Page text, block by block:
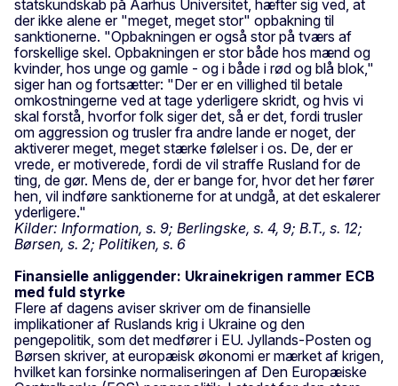
statskundskab på Aarhus Universitet, hæfter sig ved, at
der ikke alene er "meget, meget stor" opbakning til
sanktionerne. "Opbakningen er også stor på tværs af
forskellige skel. Opbakningen er stor både hos mænd og
kvinder, hos unge og gamle - og i både i rød og blå blok,"
siger han og fortsætter: "Der er en villighed til betale
omkostningerne ved at tage yderligere skridt, og hvis vi
skal forstå, hvorfor folk siger det, så er det, fordi trusler
om aggression og trusler fra andre lande er noget, der
aktiverer meget, meget stærke følelser i os. De, der er
vrede, er motiverede, fordi de vil straffe Rusland for de
ting, de gør. Mens de, der er bange for, hvor det her fører
hen, vil indføre sanktionerne for at undgå, at det eskalerer
yderligere."
Kilder: Information, s. 9; Berlingske, s. 4, 9; B.T., s. 12;
Børsen, s. 2; Politiken, s. 6
Finansielle anliggender: Ukrainekrigen rammer ECB
med fuld styrke
Flere af dagens aviser skriver om de finansielle
implikationer af Ruslands krig i Ukraine og den
pengepolitik, som det medfører i EU. Jyllands-Posten og
Børsen skriver, at europæisk økonomi er mærket af krigen,
hvilket kan forsinke normaliseringen af Den Europæiske